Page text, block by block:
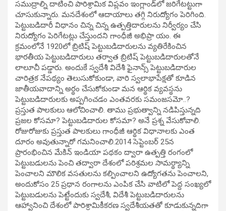
సముద్రాల్ని దాటించి పారిశ్రామిక విప్లవం ఇంగ్లాండ్‌లో జరిగేటట్టుగా
చూసుకున్నారు. మనదేశంలో ఆదాయాలు తగ్గి నిరుద్యోగం పెరిగింది.
పెట్టుబడిదారీ విధానం చిన్న చిన్న ఉత్పత్తిదారులను నిర్వీర్యం చేసి
నిరుద్యోగం పెరిగేటట్లు చేస్తుందని గాంధీజీ అభిప్రా యం. ఈ
క్రమంలోనే 1920లో బ్రిటిష్ పెట్టుబడిదారులను వ్యతిరేకించిన
భారతీయ పెట్టుబడిదారులు తర్వాత బ్రిటిష్ పెట్టుబడిదారులతోనే
లాలూచీ పడ్డారు. అందుకే స్వదేశీ విదేశీ ఫైనాన్స్ పెట్టుబడిదారుల
చారిత్రక నేపథ్యం తెలుసుకోకుండా, వారి స్వలాభాపేక్షతో కూడిన
జాతీయవాదాన్ని అర్థం చేసుకోకుండా మన ఆర్థిక వ్యవస్థను
పెట్టుబడిదారులకు అప్పగించడం ఎంతవరకు సమంజసమో..?
ప్రస్తుత పాలకులు ఆలోచించాలి. తాము ప్రభుత్వాన్ని నడిపిస్తున్నది
ప్రజల కోసమా? పెట్టుబడిదారుల కోసమా? అనే ప్రశ్న వేసుకోవాలి.
రోజురోజుకు ప్రస్తుత పాలకులు గాంధీజీ ఆర్థిక విధానాలకు ఎంత
దూరం అవుతున్నారో గమనించాలి.2014 సెప్టెంబర్ 25న
ప్రారంభించిన మేకిన్ ఇండియా పథకం ద్వారా ఉత్పత్తి రంగంలో
పెట్టుబడులను పెంచి తద్వారా దేశంలో పరిశ్రమల సామర్థ్యాన్ని
పెంచాలని మౌలిక వసతులను కల్పించాలని ఉద్యోగతను పెంచాలని,
అందుకోసం 25 ప్రధాన రంగాలను ఎంపిక చేసి వాటిలో పెద్ద సంఖ్యలో
పెట్టుబడులను పెట్టేందుకు స్వదేశీ, విదేశీ పెట్టుబడిదారులను
ఆహ్వానించి దేశంలో పారిశ్రామికీకరణ స్వదేశీయతతో కూడుకున్నదిగా